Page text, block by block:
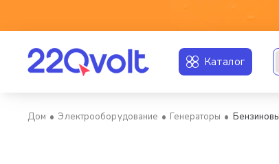
Каталог
Электрооборудование Генераторы